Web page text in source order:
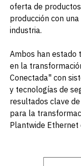
oferta de
producción con
industria.
Ambos han estado
en la
Conectada" con
y tecnologías de
resultados clave
para la
Plantwide Ethernet